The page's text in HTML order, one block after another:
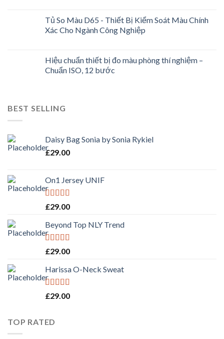
Tủ So Màu D65 - Thiết Bị Kiểm Soát Màu Chính
Xác Cho Ngành Công Nghiệp
Hiệu chuẩn thiết bị đo màu phòng thí nghiệm –
Chuẩn ISO, 12 bước
BEST SELLING
Daisy Bag Sonia by Sonia Rykiel
£29.00
On1 Jersey UNIF
Rated5.00
£29.00
Beyond Top NLY Trend
Rated
of 5
£29.00
Harissa O-Neck Sweat
Rated4.00
£29.00
TOP RATED